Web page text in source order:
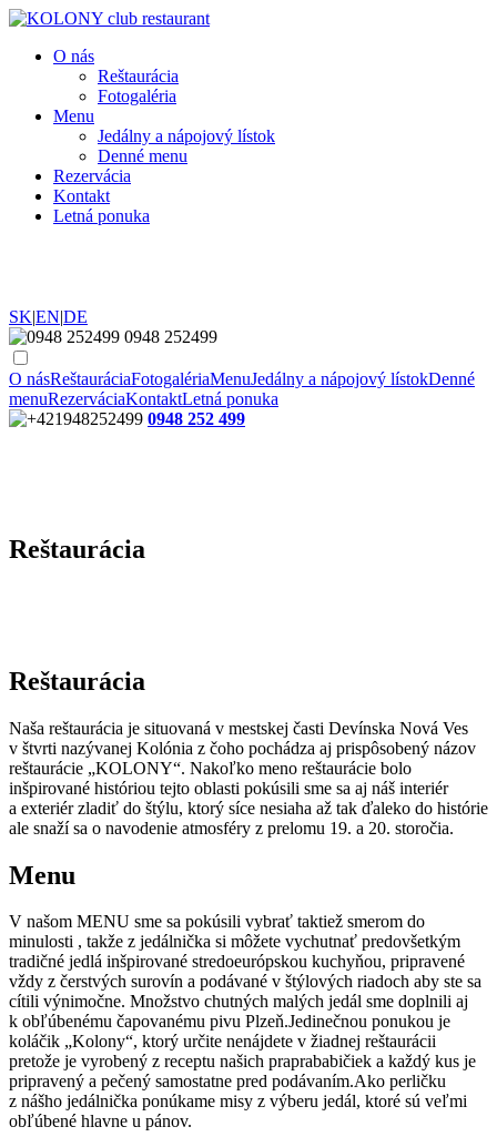
O nás
Reštaurácia
Fotogaléria
Menu
Jedálny a nápojový lístok
Denné menu
Rezervácia
Kontakt
Letná ponuka
SK|EN|DE
0948 252499
O násReštauráciaFotogalériaMenuJedálny a nápojový lístokDenné
menuRezerváciaKontaktLetná ponuka
0948 252 499
Reštaurácia
Reštaurácia
Naša reštaurácia je situovaná v mestskej časti Devínska Nová Ves
v štvrti nazývanej Kolónia z čoho pochádza aj prispôsobený názov
reštaurácie „KOLONY“. Nakoľko meno reštaurácie bolo
inšpirované históriou tejto oblasti pokúsili sme sa aj náš interiér
a exteriér zladiť do štýlu, ktorý síce nesiaha až tak ďaleko do histórie
ale snaží sa o navodenie atmosféry z prelomu 19. a 20. storočia.
Menu
V našom MENU sme sa pokúsili vybrať taktiež smerom do
minulosti , takže z jedálnička si môžete vychutnať predovšetkým
tradičné jedlá inšpirované stredoeurópskou kuchyňou, pripravené
vždy z čerstvých surovín a podávané v štýlových riadoch aby ste sa
cítili výnimočne. Množstvo chutných malých jedál sme doplnili aj
k obľúbenému čapovanému pivu Plzeň.Jedinečnou ponukou je
koláčik „Kolony“, ktorý určite nenájdete v žiadnej reštaurácii
pretože je vyrobený z receptu našich praprababičiek a každý kus je
pripravený a pečený samostatne pred podávaním.Ako perličku
z nášho jedálnička ponúkame misy z výberu jedál, ktoré sú veľmi
obľúbené hlavne u pánov.